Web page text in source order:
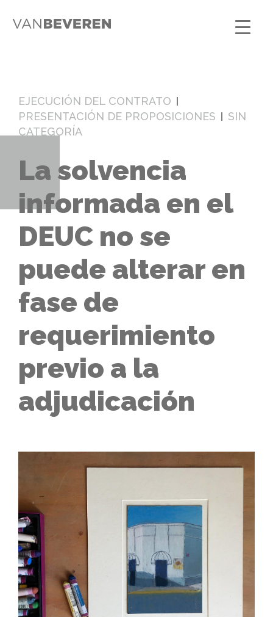
EJECUCIÓN DEL CONTRATO
PRESENTACIÓN DE PROPOSICIONES
SIN
CATEGORÍA
La solvencia
informada en el
DEUC no se
puede alterar en
fase de
requerimiento
previo a la
adjudicación